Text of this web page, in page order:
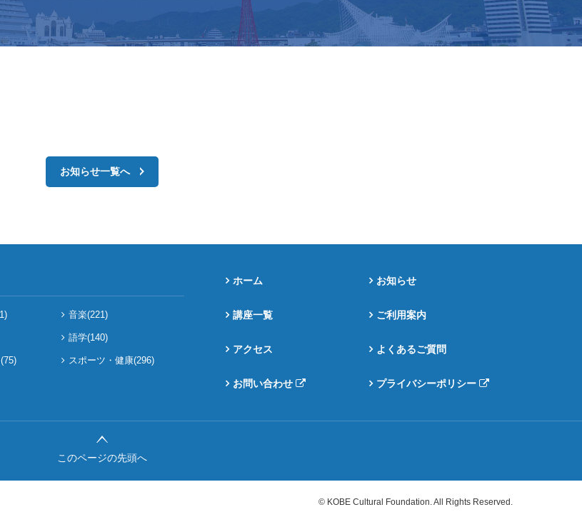
お知らせ一覧へ
音楽(221)
語学(140)
スポーツ・健康(296)
ホーム お知らせ
講座一覧 ご利用案内
アクセス よくあるご質問
お問い合わせ プライバシーポリシー
このページの先頭へ
© KOBE Cultural Foundation. All Rights Reserved.